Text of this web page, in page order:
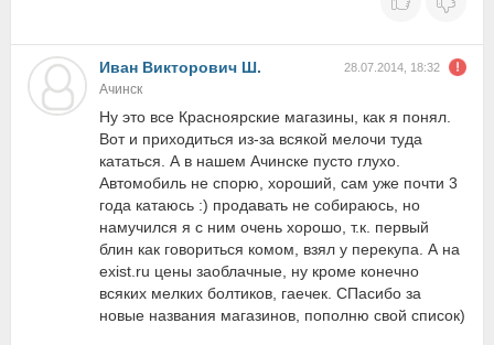
Иван Викторович Ш. 28.07.2014, 18:32
Ачинск
Ну это все Красноярские магазины, как я понял.
Вот и приходиться из-за всякой мелочи туда
кататься. А в нашем Ачинске пусто глухо.
Автомобиль не спорю, хороший, сам уже почти 3
года катаюсь :) продавать не собираюсь, но
намучился я с ним очень хорошо, т.к. первый
блин как говориться комом, взял у перекупа. А на
exist.ru цены заоблачные, ну кроме конечно
всяких мелких болтиков, гаечек. СПасибо за
новые названия магазинов, пополню свой список)